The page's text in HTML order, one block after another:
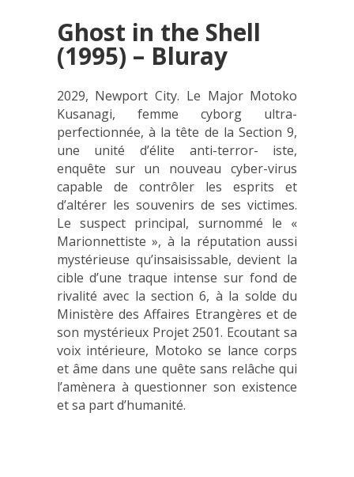
Ghost in the Shell
(1995) – Bluray
2029, Newport City. Le Major Motoko
Kusanagi, femme cyborg ultra-
perfectionnée, à la tête de la Section 9,
une unité d’élite anti-terror- iste,
enquête sur un nouveau cyber-virus
capable de contrôler les esprits et
d’altérer les souvenirs de ses victimes.
Le suspect principal, surnommé le «
Marionnettiste », à la réputation aussi
mystérieuse qu’insaisissable, devient la
cible d’une traque intense sur fond de
rivalité avec la section 6, à la solde du
Ministère des Affaires Etrangères et de
son mystérieux Projet 2501. Ecoutant sa
voix intérieure, Motoko se lance corps
et âme dans une quête sans relâche qui
l’amènera à questionner son existence
et sa part d’humanité.